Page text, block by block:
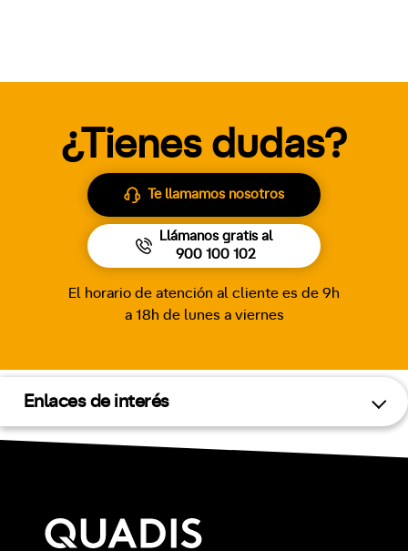
¿Tienes dudas?
Te llamamos nosotros
Llámanos gratis al
900 100 102
El horario de atención al cliente es de 9h
a 18h de lunes a viernes
Enlaces de interés